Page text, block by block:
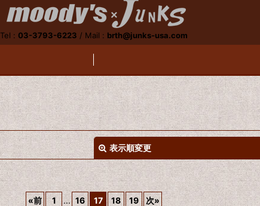
Tel : 03-3793-6223 / Mail : brth@junks-usa.com
表示順変更
«前 1 ... 16 17 18 19 次»